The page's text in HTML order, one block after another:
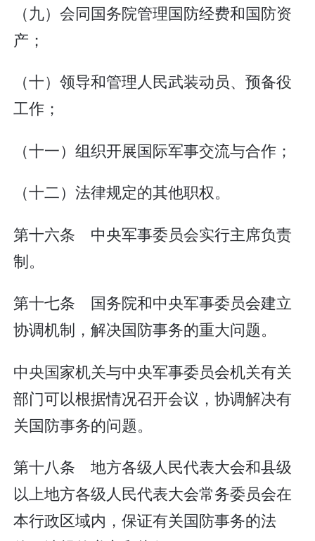
（九）会同国务院管理国防经费和国防资
产；
（十）领导和管理人民武装动员、预备役
工作；
（十一）组织开展国际军事交流与合作；
（十二）法律规定的其他职权。
第十六条 中央军事委员会实行主席负责
制。
第十七条 国务院和中央军事委员会建立
协调机制，解决国防事务的重大问题。
中央国家机关与中央军事委员会机关有关
部门可以根据情况召开会议，协调解决有
关国防事务的问题。
第十八条 地方各级人民代表大会和县级
以上地方各级人民代表大会常务委员会在
本行政区域内，保证有关国防事务的法